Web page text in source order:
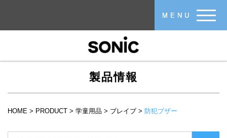
MENU
製品情報
HOME > PRODUCT > 学童用品 > ブレイブ > 防犯ブザー